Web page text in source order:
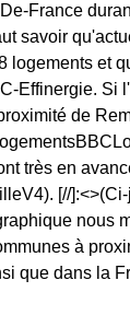
France
savoir
logements et
Effinergie. Si
de
très en
[//
nous
à
que dans la